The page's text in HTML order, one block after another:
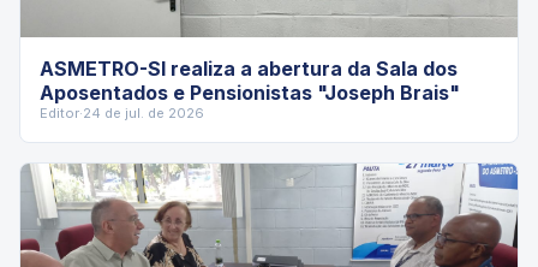
ASMETRO-SI realiza a abertura da Sala dos
Aposentados e Pensionistas "Joseph Brais"
Editor·24 de jul. de 2026